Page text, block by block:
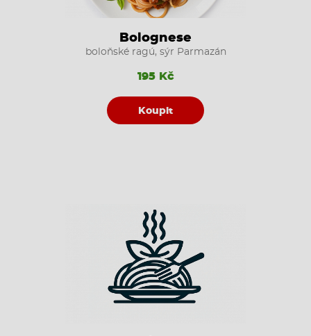
Bolognese
boloňské ragú, sýr Parmazán
195 Kč
Koupit